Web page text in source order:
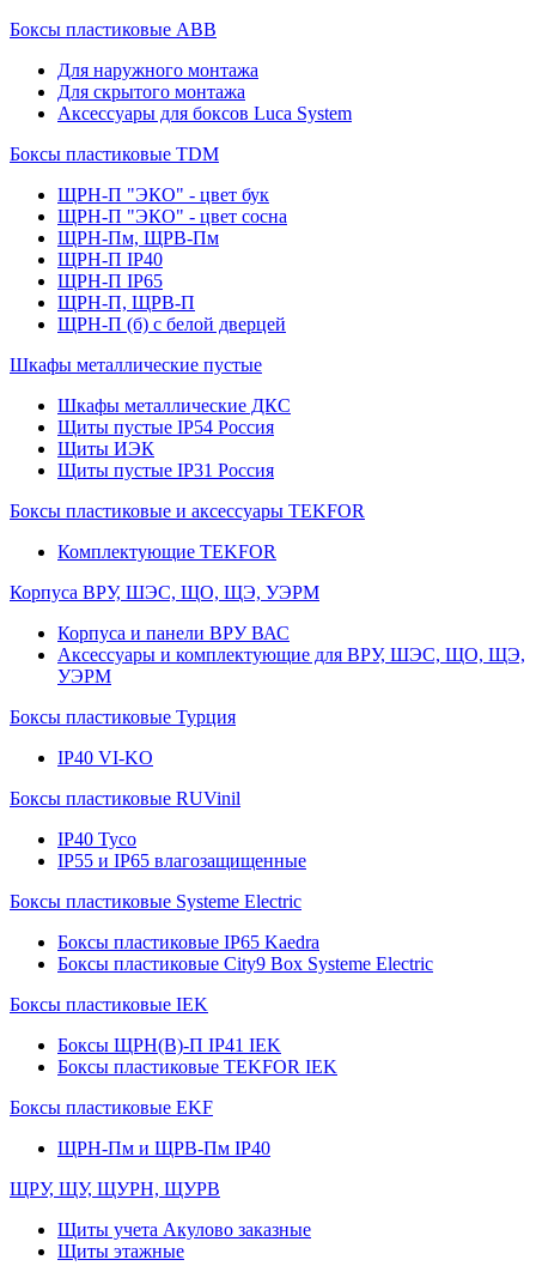
Боксы пластиковые ABB
Для наружного монтажа
Для скрытого монтажа
Аксессуары для боксов Luca System
Боксы пластиковые TDM
ЩРН-П "ЭКО" - цвет бук
ЩРН-П "ЭКО" - цвет сосна
ЩРН-Пм, ЩРВ-Пм
ЩРН-П IP40
ЩРН-П IP65
ЩРН-П, ЩРВ-П
ЩРН-П (б) с белой дверцей
Шкафы металлические пустые
Шкафы металлические ДКС
Щиты пустые IP54 Россия
Щиты ИЭК
Щиты пустые IP31 Россия
Боксы пластиковые и аксессуары TEKFOR
Комплектующие TEKFOR
Корпуса ВРУ, ШЭС, ЩО, ЩЭ, УЭРМ
Корпуса и панели ВРУ ВАС
Аксессуары и комплектующие для ВРУ, ШЭС, ЩО, ЩЭ,
УЭРМ
Боксы пластиковые Турция
IP40 VI-KO
Боксы пластиковые RUVinil
IP40 Тусо
IP55 и IP65 влагозащищенные
Боксы пластиковые Systeme Electric
Боксы пластиковые IP65 Kaedra
Боксы пластиковые City9 Box Systeme Electric
Боксы пластиковые IEK
Боксы ЩРН(В)-П IP41 IEK
Боксы пластиковые TEKFOR IEK
Боксы пластиковые EKF
ЩРН-Пм и ЩРВ-Пм IP40
ЩРУ, ЩУ, ЩУРН, ЩУРВ
Щиты учета Акулово заказные
Щиты этажные